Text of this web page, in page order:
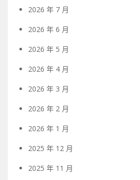
2026 年 7 月
2026 年 6 月
2026 年 5 月
2026 年 4 月
2026 年 3 月
2026 年 2 月
2026 年 1 月
2025 年 12 月
2025 年 11 月